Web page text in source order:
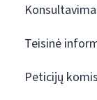
Teisinė
Peticijų